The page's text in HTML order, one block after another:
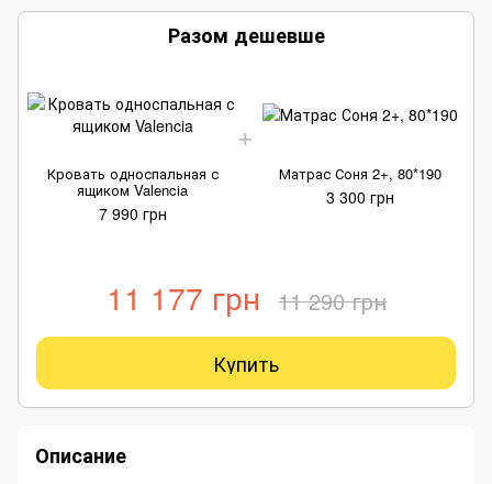
Разом дешевше
Кровать односпальная с
ящиком Valencia
7 990 грн
Матрас Соня 2+, 80*190
3 300 грн
11 177 грн 11 290 грн
Купить
Описание